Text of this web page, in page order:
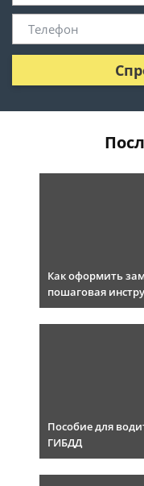
Как оформить
пошаговая
Пособие для
ГИБДД